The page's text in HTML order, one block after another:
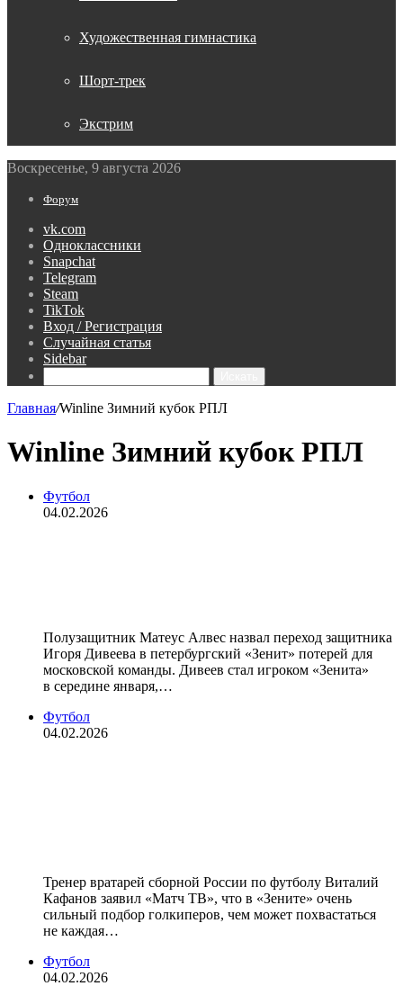
Художественная гимнастика
Шорт-трек
Экстрим
Воскресенье, 9 августа 2026
Форум
vk.com
Одноклассники
Snapchat
Telegram
Steam
TikTok
Вход / Регистрация
Случайная статья
Sidebar
Главная/Winline Зимний кубок РПЛ
Winline Зимний кубок РПЛ
Футбол
04.02.2026
Полузащитник Матеус Алвес назвал переход защитника
Игоря Дивеева в петербургский «Зенит» потерей для
московской команды. Дивеев стал игроком «Зенита»
в середине января,…
Футбол
04.02.2026
Тренер вратарей сборной России по футболу Виталий
Кафанов заявил «Матч ТВ», что в «Зените» очень
сильный подбор голкиперов, чем может похвастаться
не каждая…
Футбол
04.02.2026